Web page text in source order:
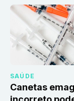
SAÚDE
Canetas